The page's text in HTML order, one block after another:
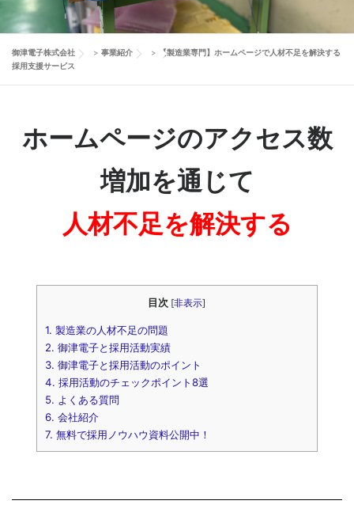
御津電子株式会社 > 事業紹介 >
【製造業専門】ホームページで人材不足を解決する
採用支援サービス
ホームページのアクセス数
増加を通じて
人材不足を解決する
目次 [非表示]
1. 製造業の人材不足の問題
2. 御津電子と採用活動実績
3. 御津電子と採用活動のポイント
4. 採用活動のチェックポイント8選
5. よくある質問
6. 会社紹介
7. 無料で採用ノウハウ資料公開中！